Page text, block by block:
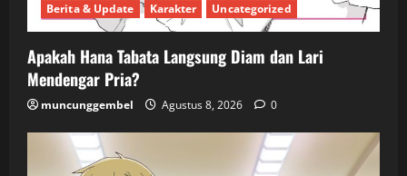
Berita & Update Karakter Uncategorized
Apakah Hana Tabata Langsung Diam dan Lari
Mendengar Pria?
muncunggembel Agustus 8, 2026 0